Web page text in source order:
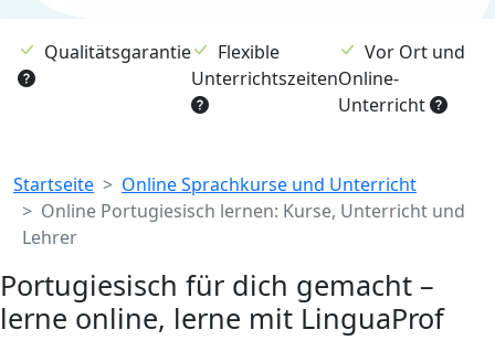
Qualitätsgarantie
Flexible
Unterrichtszeiten
Vor Ort und
Online-
Unterricht
Breadcrumb
Startseite
Online Sprachkurse und Unterricht
Online Portugiesisch lernen: Kurse, Unterricht und
Lehrer
Portugiesisch für dich gemacht –
lerne online, lerne mit LinguaProf